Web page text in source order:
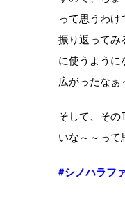
って思うわ
振り返ってみ
に使うように
広がったなぁ
そして、そ
いな～～って
#シノハラフ